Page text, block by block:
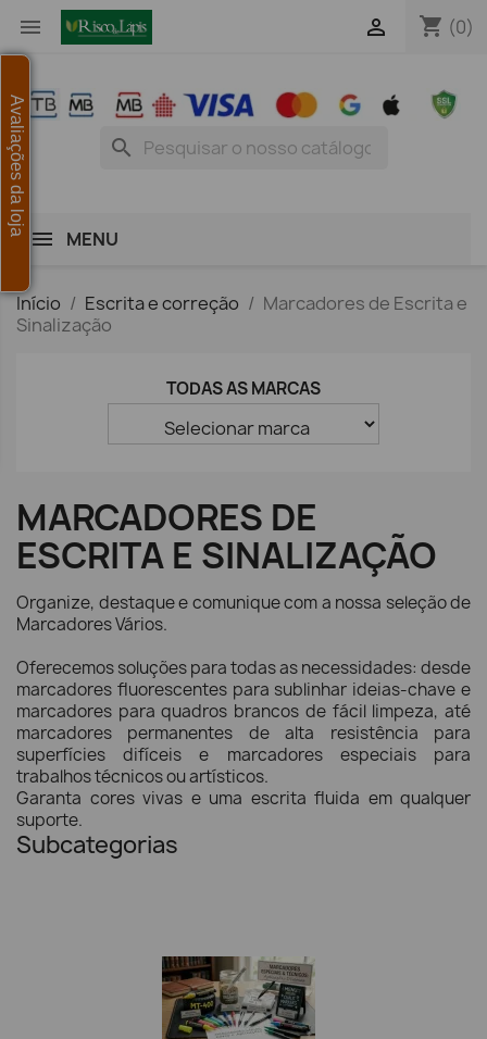
 shopping_cart (0)

search
MENU
Início Escrita e correção
Marcadores de Escrita e
Sinalização
TODAS AS MARCAS
MARCADORES DE
ESCRITA E SINALIZAÇÃO
Organize, destaque e comunique com a nossa seleção de
Marcadores Vários.
Oferecemos soluções para todas as necessidades: desde
marcadores fluorescentes para sublinhar ideias-chave e
marcadores para quadros brancos de fácil limpeza, até
marcadores permanentes de alta resistência para
superfícies difíceis e marcadores especiais para
trabalhos técnicos ou artísticos.
Garanta cores vivas e uma escrita fluida em qualquer
suporte.
Subcategorias
Avaliações da loja